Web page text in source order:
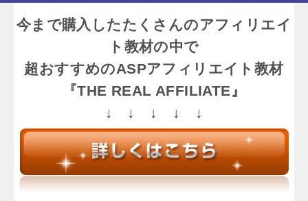
今まで購入したたくさんのアフィリエイ
ト教材の中で
超おすすめのASPアフィリエイト教材
『THE REAL AFFILIATE』
↓ ↓ ↓ ↓ ↓